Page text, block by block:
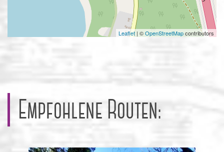
Leaflet | ©OpenStreetMapcontributors
Empfohlene Routen: